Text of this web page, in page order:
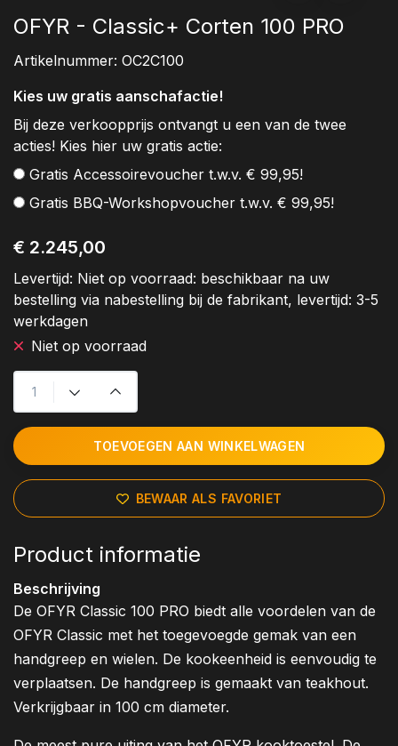
OFYR - Classic+ Corten 100 PRO
Artikelnummer: OC2C100
Kies uw gratis aanschafactie!
Bij deze verkoopprijs ontvangt u een van de twee
acties! Kies hier uw gratis actie:
Gratis Accessoirevoucher t.w.v. € 99,95!
Gratis BBQ-Workshopvoucher t.w.v. € 99,95!
€ 2.245,00
Levertijd: Niet op voorraad: beschikbaar na uw
bestelling via nabestelling bij de fabrikant, levertijd: 3-5
werkdagen
Niet op voorraad
TOEVOEGEN AAN WINKELWAGEN
BEWAAR ALS FAVORIET
Product informatie
Beschrijving
De OFYR Classic 100 PRO biedt alle voordelen van de
OFYR Classic met het toegevoegde gemak van een
handgreep en wielen. De kookeenheid is eenvoudig te
verplaatsen. De handgreep is gemaakt van teakhout.
Verkrijgbaar in 100 cm diameter.